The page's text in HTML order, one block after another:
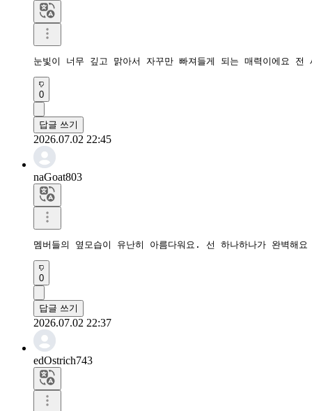
눈빛이 너무 깊고 맑아서 자꾸만 빠져들게 되는 매력이에요 전
0
답글 쓰기
2026.07.02 22:45
naGoat803
멤버들의 옆모습이 유난히 아름다워요. 선 하나하나가 완벽해요
0
답글 쓰기
2026.07.02 22:37
edOstrich743